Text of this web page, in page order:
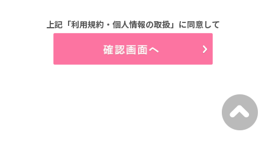
1.第1条 利用及び登録
利用登録やお申込みは、当社が定める方法によって行って頂きます。
又、登録情報に変更が発生した場合、速やかに登録内容を修正するものとします。
(1)開示などのご請求のお申し出先
2.第2条 個人情報の取り扱い
利用者は、当社のサービス利用にあたって以下の行為を行わないものとします。
上記「利用規約・個人情報の取扱」に同意して